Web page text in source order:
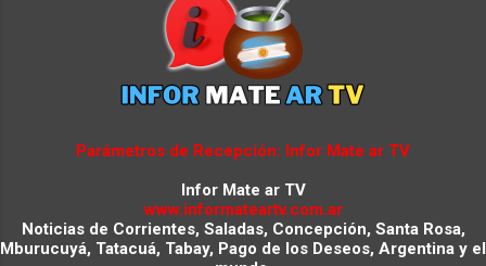
Parámetros de Recepción: Infor Mate ar TV
Infor Mate ar TV
www.informateartv.com.ar
Noticias de Corrientes, Saladas, Concepción, Santa Rosa,
Mburucuyá, Tatacuá, Tabay, Pago de los Deseos, Argentina y el